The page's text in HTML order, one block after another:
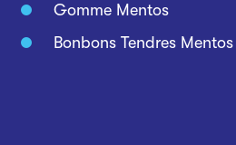
Gomme Mentos
Bonbons Tendres Mentos